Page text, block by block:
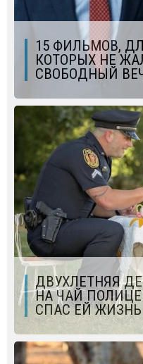
15 ФИЛЬМОВ,
КОТОРЫХ НЕ
СВОБОДНЫЙ
ДВУХЛЕТНЯЯ
НА ЧАЙ
СПАС ЕЙ ЖИЗНЬ